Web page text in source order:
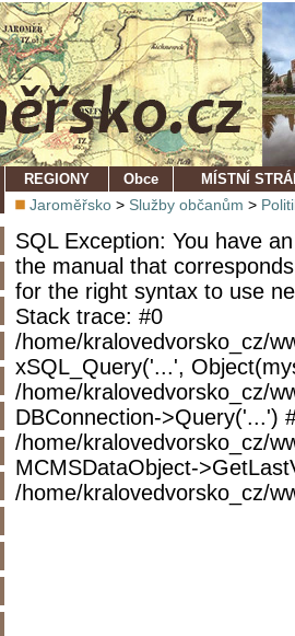
REGIONY Obce MÍSTNÍ
Jaroměřsko > Služby občanům >
SQL Exception: You have
the manual that
for the right syntax to use
Stack trace: #0
/home/kralovedvorsko_cz/
xSQL_Query('...',
/home/kralovedvorsko_cz/
DBConnection->Query('...')
/home/kralovedvorsko_cz/
MCMSDataObject-
/home/kralovedvorsko_cz/